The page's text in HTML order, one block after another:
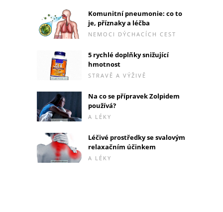
Komunitní pneumonie: co to
je, příznaky a léčba
NEMOCI DÝCHACÍCH CEST
5 rychlé doplňky snižující
hmotnost
STRAVĚ A VÝŽIVĚ
Na co se přípravek Zolpidem
používá?
A LÉKY
Léčivé prostředky se svalovým
relaxačním účinkem
A LÉKY